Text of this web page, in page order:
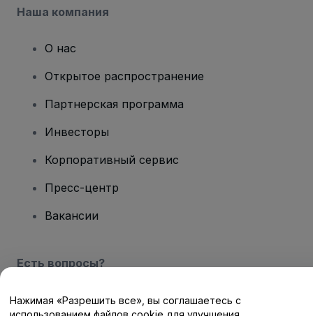
Наша компания
О нас
Открытое распространение
Партнерская программа
Инвесторы
Корпоративный сервис
Пресс-центр
Вакансии
Есть вопросы?
Центр помощи / Свяжитесь с нами
Нажимая «Разрешить все», вы соглашаетесь с